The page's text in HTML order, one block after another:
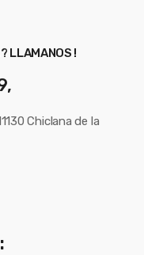
LLAMANOS !
Chiclana de la